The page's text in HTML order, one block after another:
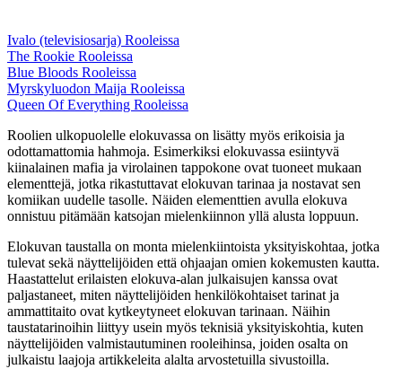
Ivalo (televisiosarja) Rooleissa
The Rookie Rooleissa
Blue Bloods Rooleissa
Myrskyluodon Maija Rooleissa
Queen Of Everything Rooleissa
Roolien ulkopuolelle elokuvassa on lisätty myös erikoisia ja
odottamattomia hahmoja. Esimerkiksi elokuvassa esiintyvä
kiinalainen mafia ja virolainen tappokone ovat tuoneet mukaan
elementtejä, jotka rikastuttavat elokuvan tarinaa ja nostavat sen
komiikan uudelle tasolle. Näiden elementtien avulla elokuva
onnistuu pitämään katsojan mielenkiinnon yllä alusta loppuun.
Elokuvan taustalla on monta mielenkiintoista yksityiskohtaa, jotka
tulevat sekä näyttelijöiden että ohjaajan omien kokemusten kautta.
Haastattelut erilaisten elokuva-alan julkaisujen kanssa ovat
paljastaneet, miten näyttelijöiden henkilökohtaiset tarinat ja
ammattitaito ovat kytkeytyneet elokuvan tarinaan. Näihin
taustatarinoihin liittyy usein myös teknisiä yksityiskohtia, kuten
näyttelijöiden valmistautuminen rooleihinsa, joiden osalta on
julkaistu laajoja artikkeleita alalta arvostetuilla sivustoilla.